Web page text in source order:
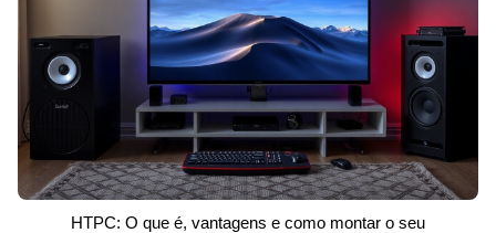
HTPC: O que é, vantagens e como montar o seu